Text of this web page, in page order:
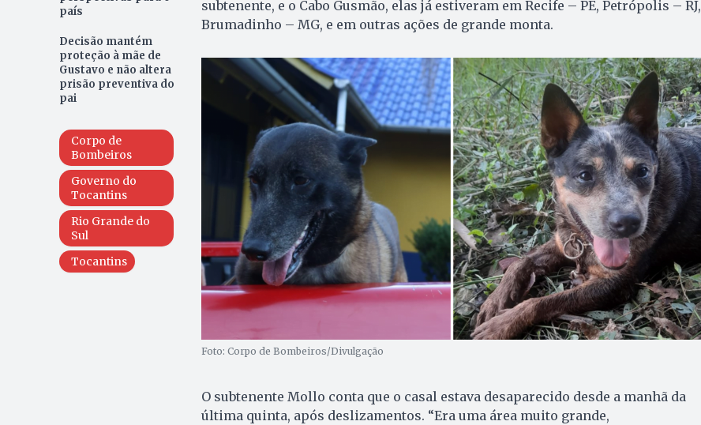
país
Decisão mantém
proteção à mãe de
Gustavo e não altera
prisão preventiva do
pai
Corpo de
Bombeiros
Governo do
Tocantins
Rio Grande do
Sul
Tocantins
subtenente, e o Cabo Gusmão, elas já estiveram em Recife – PE, Petrópolis – RJ,
Brumadinho – MG, e em outras ações de grande monta.
Foto: Corpo de Bombeiros/Divulgação
O subtenente Mollo conta que o casal estava desaparecido desde a manhã da
última quinta, após deslizamentos. “Era uma área muito grande,